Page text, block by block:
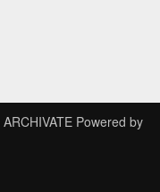
ARCHIVATEPowered by